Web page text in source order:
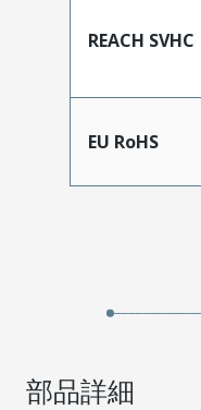
REACH SVHC
EU RoHS
部品詳細